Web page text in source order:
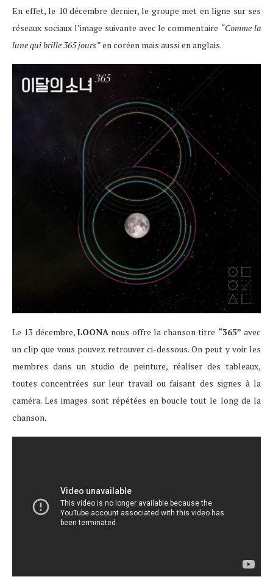
En effet, le 10 décembre dernier, le groupe met en ligne sur ses
réseaux sociaux l’image suivante avec le commentaire “Comme la
lune qui brille 365 jours”en coréen mais aussi en anglais.
Le 13 décembre, LOONAnous offre la chanson titre “365” avec
un clip que vous pouvez retrouver ci-dessous. On peut y voir les
membres dans un studio de peinture, réaliser des tableaux,
toutes concentrées sur leur travail ou faisant des signes à la
caméra. Les images sont répétées en boucle tout le long de la
chanson.